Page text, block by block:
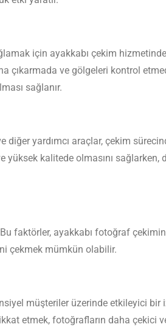
için ayakkabı çekim
çıkarmada ve gölgeleri kontrol
sağlanır.
diğer yardımcı araçlar, çekim
kalitede olmasını sağlarken,
faktörler, ayakkabı fotoğraf
çekmek mümkün olabilir.
müşteriler üzerinde etkileyici bir
etmek, fotoğrafların daha çekici